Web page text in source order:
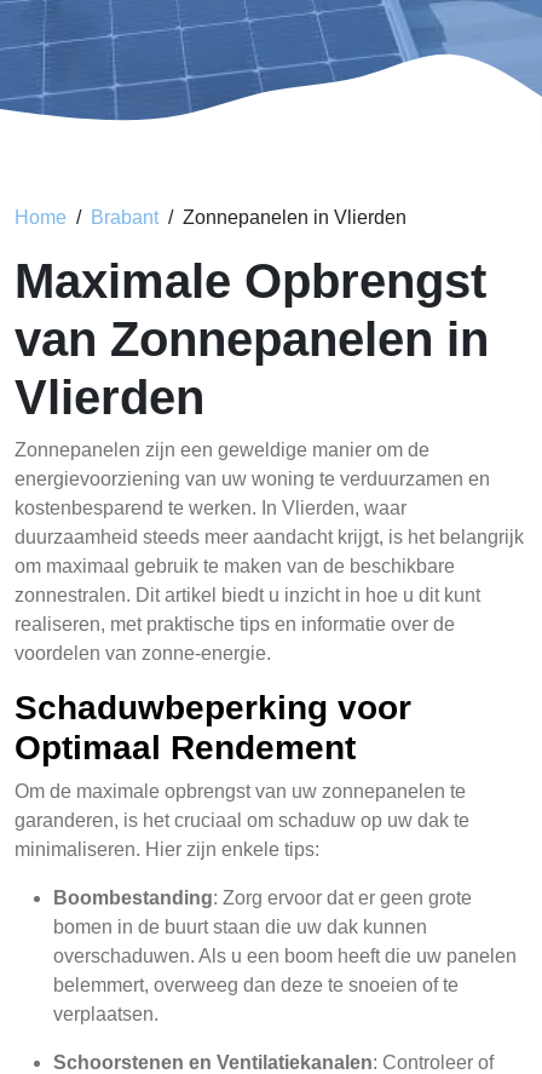
Home Brabant Zonnepanelen in Vlierden
Maximale Opbrengst
van Zonnepanelen in
Vlierden
Zonnepanelen zijn een geweldige manier om de
energievoorziening van uw woning te verduurzamen en
kostenbesparend te werken. In Vlierden, waar
duurzaamheid steeds meer aandacht krijgt, is het belangrijk
om maximaal gebruik te maken van de beschikbare
zonnestralen. Dit artikel biedt u inzicht in hoe u dit kunt
realiseren, met praktische tips en informatie over de
voordelen van zonne-energie.
Schaduwbeperking voor
Optimaal Rendement
Om de maximale opbrengst van uw zonnepanelen te
garanderen, is het cruciaal om schaduw op uw dak te
minimaliseren. Hier zijn enkele tips:
Boombestanding: Zorg ervoor dat er geen grote
bomen in de buurt staan die uw dak kunnen
overschaduwen. Als u een boom heeft die uw panelen
belemmert, overweeg dan deze te snoeien of te
verplaatsen.
Schoorstenen en Ventilatiekanalen: Controleer of